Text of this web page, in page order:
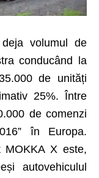
volumul de
conducând la
de unități
25%. Între
de comenzi
în Europa.
MOKKA X este,
autovehiculul